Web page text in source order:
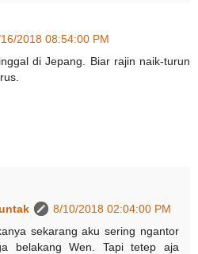
2018 08:54:00 PM
di Jepang. Biar rajin naik-turun
8/10/2018 02:04:00 PM
sekarang aku sering ngantor
belakang Wen. Tapi tetep aja